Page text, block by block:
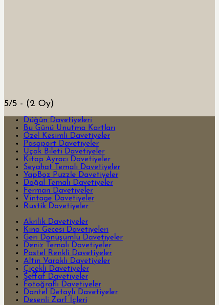
5/5 - (2 Oy)
Düğün Davetiyeleri
Bu Günü Unutma Kartları
Özel Kesimli Davetiyeler
Pasaport Davetiyeler
Uçak Bileti Davetiyeler
Kitap Ayracı Davetiyeler
Seyahat Temalı Davetiyeler
YapBoz Puzzle Davetiyeler
Doğal Temalı Davetiyeler
Ferman Davetiyeler
Vintage Davetiyeler
Rustik Davetiyeler
Akrilik Davetiyeler
Kına Gecesi Davetiyeleri
Geri Dönüşümlü Davetiyeler
Deniz Temalı Davetiyeler
Pastel Renkli Davetiyeler
Altın Varaklı Davetiyeler
Çiçekli Davetiyeler
Şeffaf Davetiyeler
Fotoğraflı Davetiyeler
Dantel Detaylı Davetiyeler
Desenli Zarf İçleri